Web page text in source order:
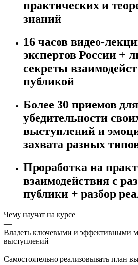
практических и
знаний
16 часов видео-
экспертов России +
секреты
публикой
Более 30 приемов
убедительности
выступлений и
захвата разных
Проработка на
взаимодействия с
публики + разбор
Чему научат на курсе
—
Владеть ключевыми и эффективными
выступлений
—
Самостоятельно реализовывать план